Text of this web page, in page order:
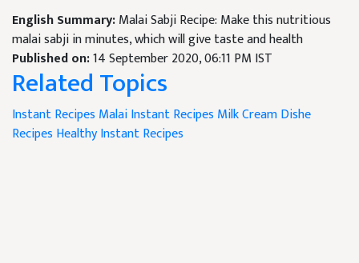
English Summary:Malai Sabji Recipe: Make this nutritious
malai sabji in minutes, which will give taste and health
Published on:14 September 2020, 06:11 PM IST
Related Topics
Instant Recipes Malai Instant Recipes Milk Cream Dishe
Recipes Healthy Instant Recipes